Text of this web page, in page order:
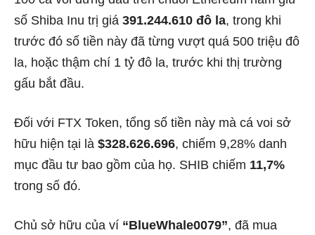
số Shiba Inu trị giá 391.244.610 đô la, trong khi
trước đó số tiền này đã từng vượt quá 500 triệu đô
la, hoặc thậm chí 1 tỷ đô la, trước khi thị trường
gấu bắt đầu.
Đối với FTX Token, tổng số tiền này mà cá voi sở
hữu hiện tại là $328.626.696, chiếm 9,28% danh
mục đầu tư bao gồm của họ. SHIB chiếm 11,7%
trong số đó.
Chủ sở hữu của ví “BlueWhale0079”, đã mua